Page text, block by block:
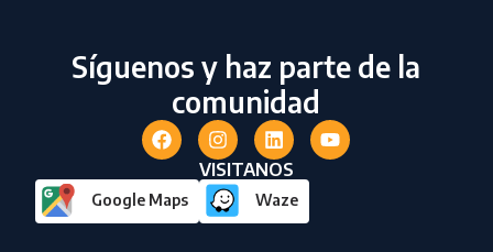
Síguenos y haz parte de la
comunidad
VISITANOS
Google Maps Waze